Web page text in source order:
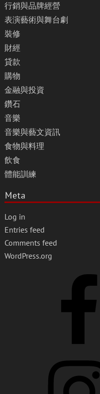
行銷與品牌經營
表演藝術與舞台劇
裝修
財經
貸款
購物
金融與投資
鑽石
音樂
音樂與藝文資訊
食物與料理
飲食
體能訓練
Meta
Log in
Entries feed
Comments feed
WordPress.org